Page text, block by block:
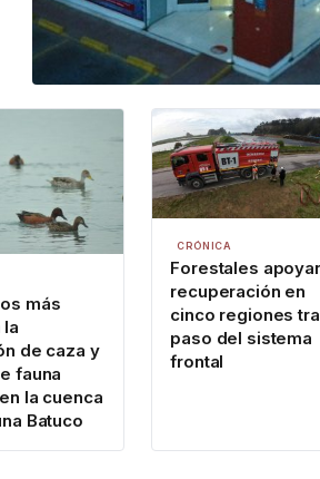
más
la
de caza y
fauna
la cuenca
Batuco
CRÓNICA
Forestales
recuperación en
cinco regiones
paso del sistema
frontal